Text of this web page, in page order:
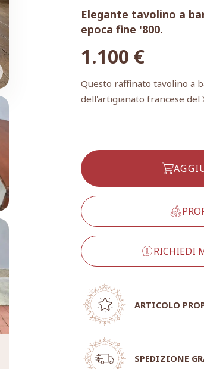
Elegante tavolino a
epoca fine '800.
1.100 €
Questo raffinato tavolino a
dell'artigianato francese del
RICHIEDI
ARTICOLO
SPEDIZIONE